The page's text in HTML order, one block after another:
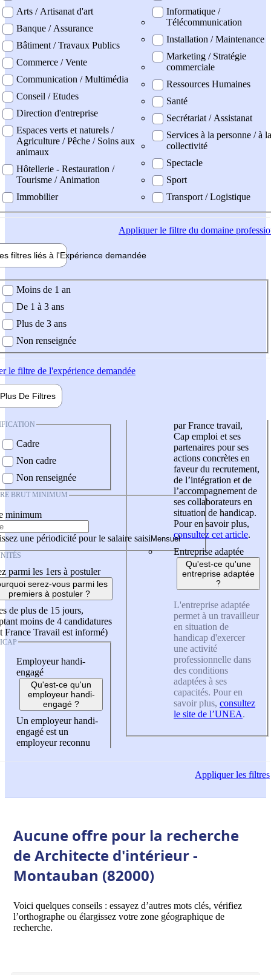
Arts / Artisanat d'art
Banque / Assurance
Bâtiment / Travaux Publics
Commerce / Vente
Communication / Multimédia
Conseil / Etudes
Direction d'entreprise
Espaces verts et naturels /
Agriculture / Pêche / Soins aux
animaux
Hôtellerie - Restauration /
Tourisme / Animation
Immobilier
Informatique /
Télécommunication
Installation / Maintenance
Marketing / Stratégie
commerciale
Ressources Humaines
Santé
Secrétariat / Assistanat
Services à la personne / à la
collectivité
Spectacle
Sport
Transport / Logistique
Appliquerle filtre du domaine
filtres liés à l'Expérience demandée
demandée
Moins de 1 an
De 1 à 3 ans
Plus de 3 ans
Non renseignée
le filtre de l'expérience demandée
Plus De Filtres
Cadre
Non cadre
Non renseignée
BRUT MINIMUM
minimum
une périodicité pour le salaire saisi
parmi les 1ers à postuler
serez-vous parmi les
premiers à postuler ?
de plus de 15 jours,
moins de 4 candidatures
France Travail est informé)
Employeur handi-
engagé
Qu'est-ce qu'un
employeur handi-
engagé ?
Un employeur handi-
engagé est un
employeur reconnu
par France travail,
Cap emploi et ses
partenaires pour ses
actions concrètes en
faveur du recrutement,
de l’intégration et de
l’accompagnement de
ses collaborateurs en
situation de handicap.
Pour en savoir plus,
consultez cet article.
Entreprise adaptée
Qu'est-ce qu'une
entreprise adaptée
?
L'entreprise adaptée
permet à un travailleur
en situation de
handicap d'exercer
une activité
professionnelle dans
des conditions
adaptées à ses
capacités. Pour en
savoir plus, consultez
le site de l’UNEA.
Appliquerles filtres
Aucune offre pour la recherche
de Architecte d'intérieur -
Montauban (82000)
Voici quelques conseils : essayez d’autres mots clés, vérifiez
l’orthographe ou élargissez votre zone géographique de
recherche.